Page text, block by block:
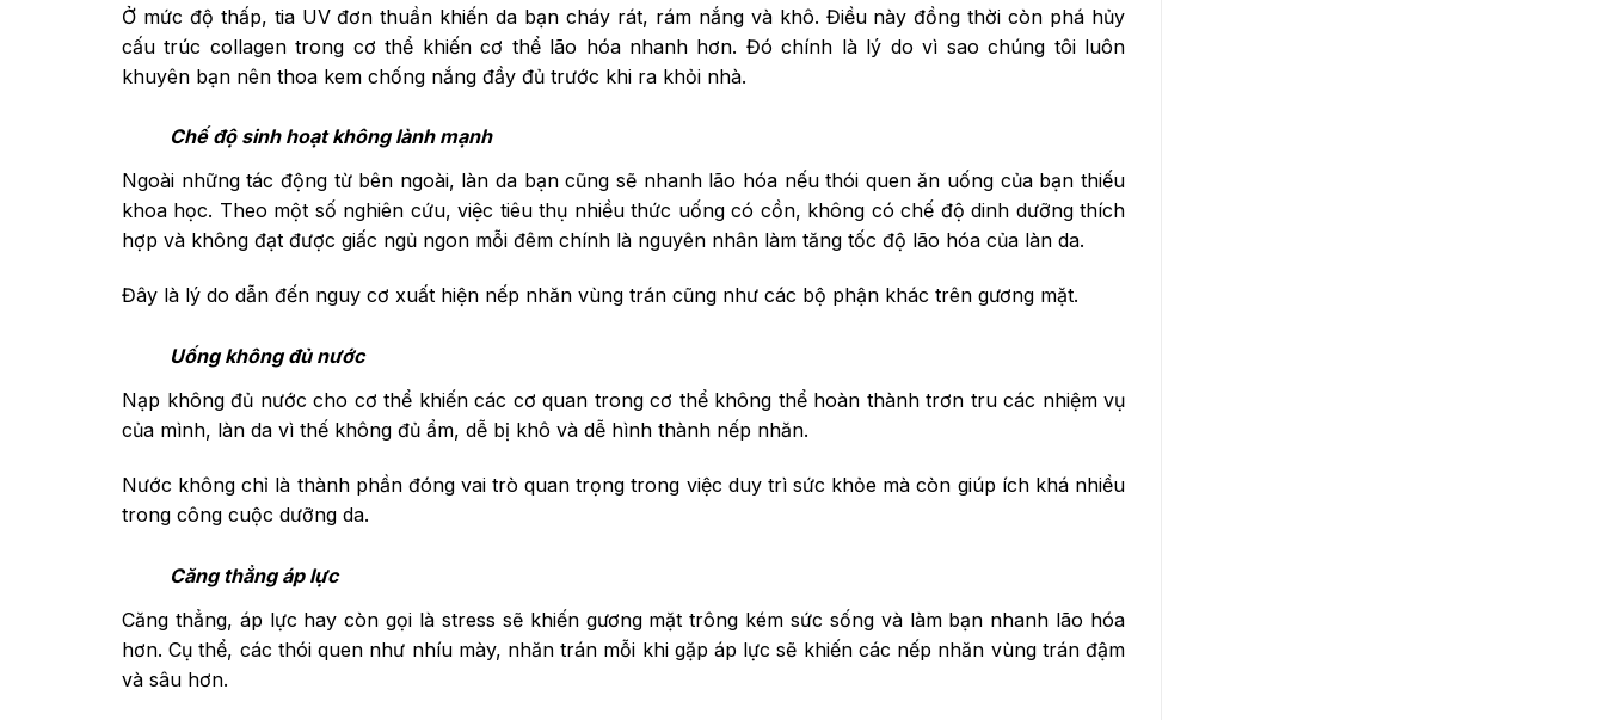
Ở mức độ thấp, tia UV đơn thuần khiến da bạn cháy rát, rám nắng và khô. Điều này đồng thời còn phá hủy
cấu trúc collagen trong cơ thể khiến cơ thể lão hóa nhanh hơn. Đó chính là lý do vì sao chúng tôi luôn
khuyên bạn nên thoa kem chống nắng đầy đủ trước khi ra khỏi nhà.
Chế độ sinh hoạt không lành mạnh
Ngoài những tác động từ bên ngoài, làn da bạn cũng sẽ nhanh lão hóa nếu thói quen ăn uống của bạn thiếu
khoa học. Theo một số nghiên cứu, việc tiêu thụ nhiều thức uống có cồn, không có chế độ dinh dưỡng thích
hợp và không đạt được giấc ngủ ngon mỗi đêm chính là nguyên nhân làm tăng tốc độ lão hóa của làn da.
Đây là lý do dẫn đến nguy cơ xuất hiện nếp nhăn vùng trán cũng như các bộ phận khác trên gương mặt.
Uống không đủ nước
Nạp không đủ nước cho cơ thể khiến các cơ quan trong cơ thể không thể hoàn thành trơn tru các nhiệm vụ
của mình, làn da vì thế không đủ ẩm, dễ bị khô và dễ hình thành nếp nhăn.
Nước không chỉ là thành phần đóng vai trò quan trọng trong việc duy trì sức khỏe mà còn giúp ích khá nhiều
trong công cuộc dưỡng da.
Căng thẳng áp lực
Căng thẳng, áp lực hay còn gọi là stress sẽ khiến gương mặt trông kém sức sống và làm bạn nhanh lão hóa
hơn. Cụ thể, các thói quen như nhíu mày, nhăn trán mỗi khi gặp áp lực sẽ khiến các nếp nhăn vùng trán đậm
và sâu hơn.